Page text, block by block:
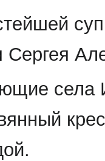
Сергея
села